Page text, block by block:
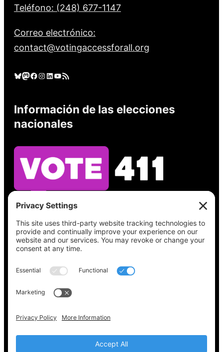
Teléfono: (248) 677-1147
Correo electrónico:
contact@votingaccessforall.org
Cielo azul Mastodonte Facebook Instagram LinkedIn YouTube Feed RSS
Información de las elecciones
nacionales
Vea lo que hay en su boleta, encuentre su
lugar de votación, verifique el estado de su
registro y obtenga toda la información
electoral que necesita enVote411.org.
Por favor no utilice:
Derechos de autor © 2022-2024 Coalición de